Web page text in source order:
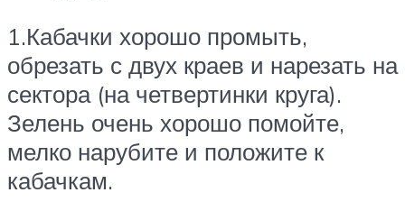
1.Кабачки хорошо промыть,
обрезать с двух краев и нарезать на
сектора (на четвертинки круга).
Зелень очень хорошо помойте,
мелко нарубите и положите к
кабачкам.